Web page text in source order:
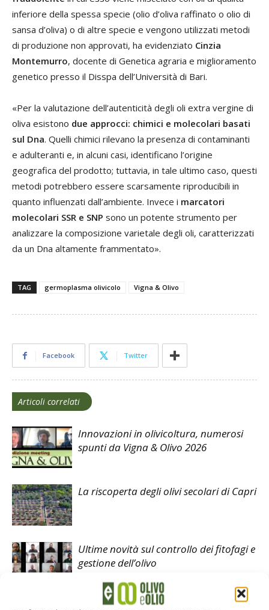
inferiore della spessa specie (olio d’oliva raffinato o olio di
sansa d’oliva) o di altre specie e vengono utilizzati metodi
di produzione non approvati, ha evidenziato Cinzia
Montemurro, docente di Genetica agraria e miglioramento
genetico presso il Disspa dell’Università di Bari.
«Per la valutazione dell’autenticità degli oli extra vergine di
oliva esistono due approcci: chimici e molecolari basati
sul Dna. Quelli chimici rilevano la presenza di contaminanti
e adulteranti e, in alcuni casi, identificano l’origine
geografica del prodotto; tuttavia, in tale ultimo caso, questi
metodi potrebbero essere scarsamente riproducibili in
quanto influenzati dall’ambiente. Invece i marcatori
molecolari SSR e SNP sono un potente strumento per
analizzare la composizione varietale degli oli, caratterizzati
da un Dna altamente frammentato».
TAG germoplasma olivicolo Vigna & Olivo
Facebook Twitter
Articoli correlati
Innovazioni in olivicoltura, numerosi
spunti da Vigna & Olivo 2026
La riscoperta degli olivi secolari di Capri
Ultime novità sul controllo dei fitofagi e
gestione dell’olivo